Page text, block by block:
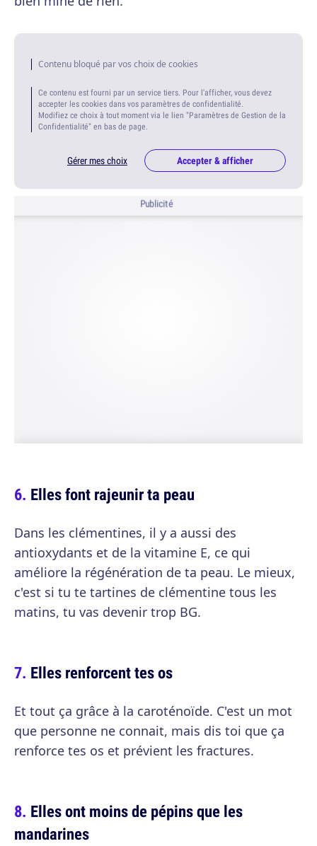
Contenu bloqué par vos choix de cookies
Ce contenu est fourni par un service tiers. Pour l'afficher, vous devez
accepter les cookies dans vos paramètres de confidentialité.
Modifiez ce choix à tout moment via le lien "Paramètres de Gestion de la
Confidentialité" en bas de page.
Gérer mes choix Accepter & afficher
Publicité
Elles font rajeunir ta peau
Dans les clémentines, il y a aussi des
antioxydants et de la vitamine E, ce qui
améliore la régénération de ta peau. Le mieux,
c'est si tu te tartines de clémentine tous les
matins, tu vas devenir trop BG.
Elles renforcent tes os
Et tout ça grâce à la caroténoïde. C'est un mot
que personne ne connait, mais dis toi que ça
renforce tes os et prévient les fractures.
Elles ont moins de pépins que les
mandarines